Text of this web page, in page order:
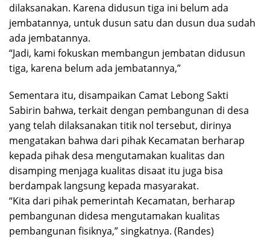
dilaksanakan. Karena didusun tiga ini belum ada
jembatannya, untuk dusun satu dan dusun dua sudah
ada jembatannya.
“Jadi, kami fokuskan membangun jembatan didusun
tiga, karena belum ada jembatannya,”
Sementara itu, disampaikan Camat Lebong Sakti
Sabirin bahwa, terkait dengan pembangunan di desa
yang telah dilaksanakan titik nol tersebut, dirinya
mengatakan bahwa dari pihak Kecamatan berharap
kepada pihak desa mengutamakan kualitas dan
disamping menjaga kualitas disaat itu juga bisa
berdampak langsung kepada masyarakat.
“Kita dari pihak pemerintah Kecamatan, berharap
pembangunan didesa mengutamakan kualitas
pembangunan fisiknya,” singkatnya. (Randes)